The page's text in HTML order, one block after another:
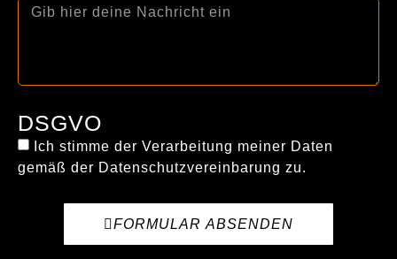
DSGVO
Ich stimme der Verarbeitung meiner Daten
gemäß der Datenschutzvereinbarung zu.
FORMULAR ABSENDEN